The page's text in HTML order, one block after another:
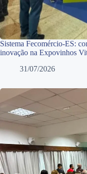
Sistema Fecomércio-ES:
inovação na Expovinhos
31/07/2026